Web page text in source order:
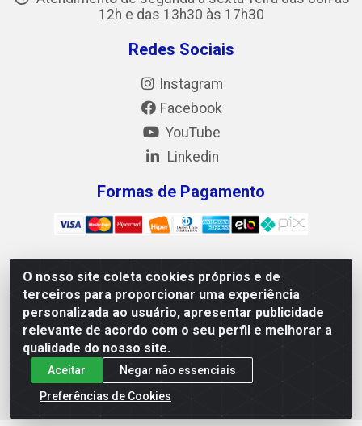
O nosso site coleta cookies próprios e de
terceiros para proporcionar uma experiência
personalizada ao usuário, apresentar publicidade
relevante de acordo com o seu perfil e melhorar a
qualidade do nosso site.
Aceitar
Negar não essenciais
Preferências de Cookies
12h e das 13h30 às 17h30
Redes Sociais
Instagram
Facebook
YouTube
Linkedin
Formas de Pagamento
Mix Alimentos LTDA - Quadra Asr Ne 55 (412 Norte), Alameda
02, S/N - Plano Diretor Norte, Palmas/TO - CEP 77.006-540 -
CNPJ 05.922.500/0001-02